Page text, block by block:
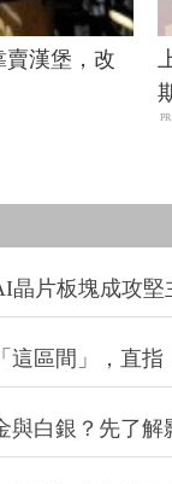
賣漢堡，改
晶片板塊成攻堅
區間」，直
白銀？先了